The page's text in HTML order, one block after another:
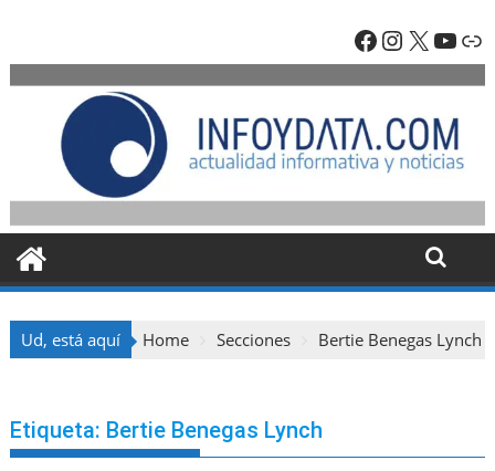
content
Facebook
X
Ud, está aquí Home Secciones Bertie Benegas Lynch
Etiqueta: Bertie Benegas Lynch